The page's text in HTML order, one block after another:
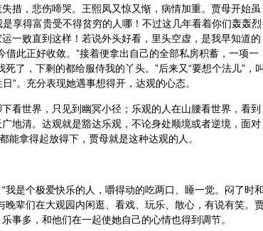
措，悲伤啼哭。王熙凤又惊又惭，病情加重。贾母开始虽
享得富贵受不得贫穷的人哪！不过这几年看着你们轰轰烈
一败直到这样！若说外头好看，里头空虚，是我早知道的
借此正好收敛。”接着便拿出自己的全部私房积蓄，一项一
了，下剩的都给服侍我的丫头。”后来又“要想个法儿”，
”。充分表现她遇事想得开，达观的心态。
看世界，只见到幽冥小径；乐观的人在山腰看世界，看到
地清。达观就是豁达乐观，不论身处顺境或者逆境，面对
能拿得起放得下，贾母就是这种达观的人。
是个极爱快乐的人，嚼得动的吃两口、睡一觉。闷了时
辈们在大观园内闲逛、看戏、玩乐、散心，有说有笑。
事多，和他们在一起使她自己的心情也得到调节。